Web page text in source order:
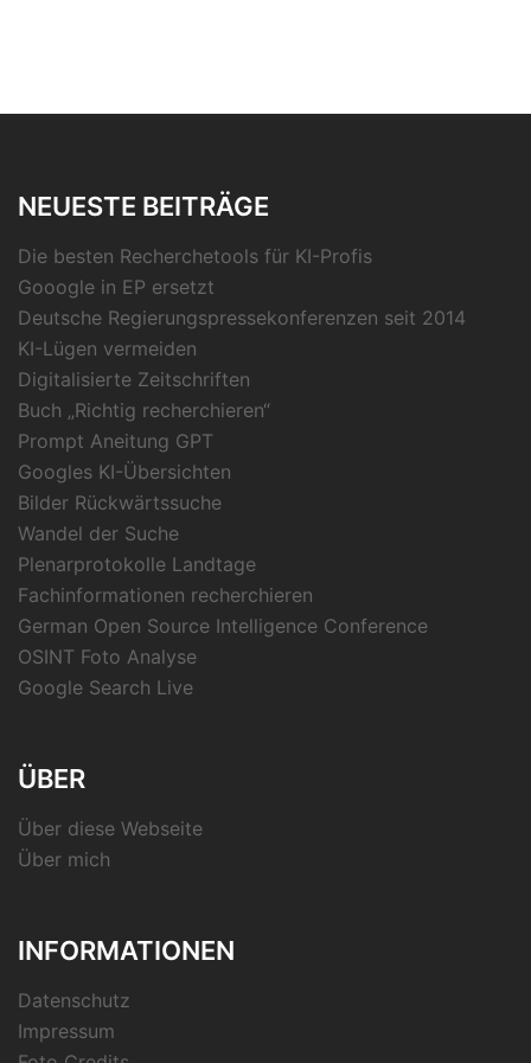
NEUESTE BEITRÄGE
Die besten Recherchetools für KI-Profis
Gooogle in EP ersetzt
Deutsche Regierungspressekonferenzen seit 2014
KI-Lügen vermeiden
Digitalisierte Zeitschriften
Buch „Richtig recherchieren“
Prompt Aneitung GPT
Googles KI-Übersichten
Bilder Rückwärtssuche
Wandel der Suche
Plenarprotokolle Landtage
Fachinformationen recherchieren
German Open Source Intelligence Conference
OSINT Foto Analyse
Google Search Live
ÜBER
Über diese Webseite
Über mich
INFORMATIONEN
Datenschutz
Impressum